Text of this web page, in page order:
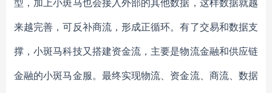
型，加上小斑马也会接入外部的其他数据，这样数据就越
来越完善，可反补商流，形成正循环。有了交易和数据支
撑，小斑马科技又搭建资金流，主要是物流金融和供应链
金融的小斑马金服。最终实现物流、资金流、商流、数据